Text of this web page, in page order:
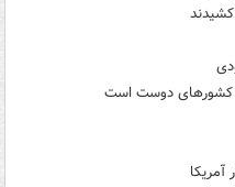
کشیدند
کشورهای دوست است
آمریکا